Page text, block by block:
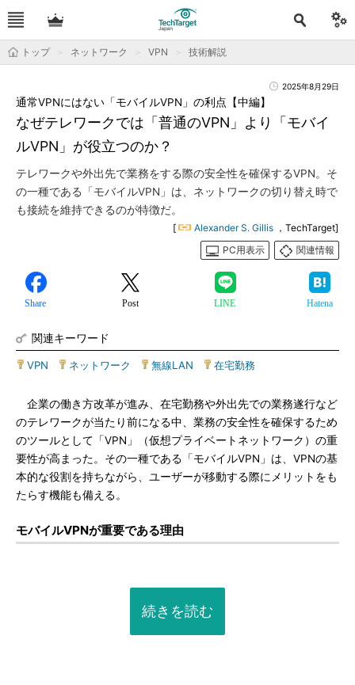
トップ ネットワーク VPN 技術解説
2025年8月29日
なぜテレワークでは「普通のVPN」より「モバイ
ルVPN」が役立つのか？
通常VPNにはない「モバイルVPN」の利点【中編】
テレワークや外出先で業務をする際の安全性を確保するVPN。そ
の一種である「モバイルVPN」は、ネットワークの切り替え時で
も接続を維持できるのが特徴だ。
[ Alexander S. Gillis ，TechTarget]
PC用表示
関連情報
Share Post LINE Hatena
関連キーワード
VPN ネットワーク 無線LAN 在宅勤務
企業の働き方改革が進み、在宅勤務や外出先での業務遂行など
のテレワークが当たり前になる中、業務の安全性を確保するため
のツールとして「VPN」（仮想プライベートネットワーク）の重
要性が高まった。その一種である「モバイルVPN」は、VPNの基
本的な役割を持ちながら、ユーザーが移動する際にメリットをも
たらす機能も備える。
モバイルVPNが重要である理由
続きを読む